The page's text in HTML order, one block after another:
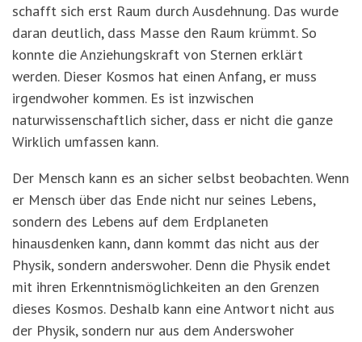
schafft sich erst Raum durch Ausdehnung. Das wurde
daran deutlich, dass Masse den Raum krümmt. So
konnte die Anziehungskraft von Sternen erklärt
werden. Dieser Kosmos hat einen Anfang, er muss
irgendwoher kommen. Es ist inzwischen
naturwissenschaftlich sicher, dass er nicht die ganze
Wirklich umfassen kann.
Der Mensch kann es an sicher selbst beobachten. Wenn
er Mensch über das Ende nicht nur seines Lebens,
sondern des Lebens auf dem Erdplaneten
hinausdenken kann, dann kommt das nicht aus der
Physik, sondern anderswoher. Denn die Physik endet
mit ihren Erkenntnismöglichkeiten an den Grenzen
dieses Kosmos. Deshalb kann eine Antwort nicht aus
der Physik, sondern nur aus dem Anderswoher